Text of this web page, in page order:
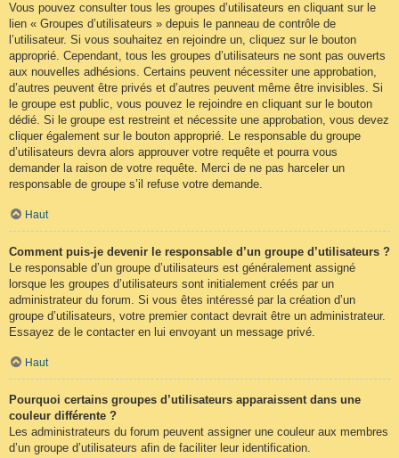
Vous pouvez consulter tous les groupes d’utilisateurs en cliquant sur le
lien « Groupes d’utilisateurs » depuis le panneau de contrôle de
l’utilisateur. Si vous souhaitez en rejoindre un, cliquez sur le bouton
approprié. Cependant, tous les groupes d’utilisateurs ne sont pas ouverts
aux nouvelles adhésions. Certains peuvent nécessiter une approbation,
d’autres peuvent être privés et d’autres peuvent même être invisibles. Si
le groupe est public, vous pouvez le rejoindre en cliquant sur le bouton
dédié. Si le groupe est restreint et nécessite une approbation, vous devez
cliquer également sur le bouton approprié. Le responsable du groupe
d’utilisateurs devra alors approuver votre requête et pourra vous
demander la raison de votre requête. Merci de ne pas harceler un
responsable de groupe s’il refuse votre demande.
Haut
Comment puis-je devenir le responsable d’un groupe d’utilisateurs ?
Le responsable d’un groupe d’utilisateurs est généralement assigné
lorsque les groupes d’utilisateurs sont initialement créés par un
administrateur du forum. Si vous êtes intéressé par la création d’un
groupe d’utilisateurs, votre premier contact devrait être un administrateur.
Essayez de le contacter en lui envoyant un message privé.
Haut
Pourquoi certains groupes d’utilisateurs apparaissent dans une
couleur différente ?
Les administrateurs du forum peuvent assigner une couleur aux membres
d’un groupe d’utilisateurs afin de faciliter leur identification.